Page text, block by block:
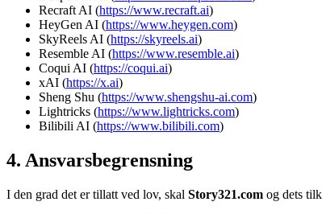
Recraft AI (https://www.recraft.ai)
HeyGen AI (https://www.heygen.com)
SkyReels AI (https://skyreels.ai)
Resemble AI (https://www.resemble.ai)
Coqui AI (https://coqui.ai)
xAI (https://x.ai)
Sheng Shu (https://www.shengshu-ai.com)
Lightricks (https://www.lightricks.com)
Bilibili AI (https://www.bilibili.com)
4. Ansvarsbegrensning
I den grad det er tillatt ved lov, skal Story321.com og dets